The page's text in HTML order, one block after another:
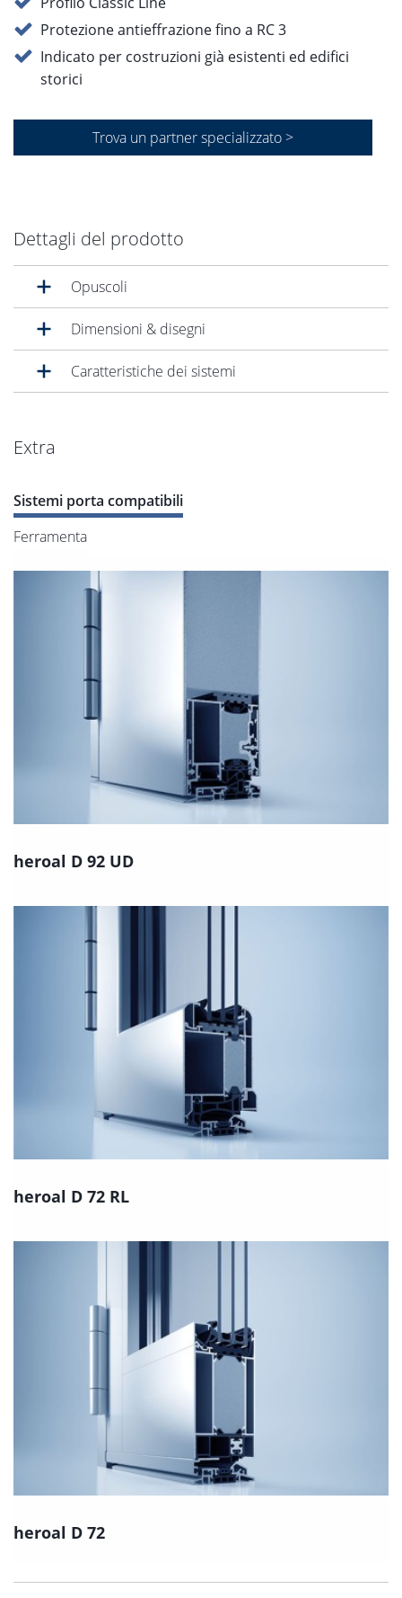
Protezione antieffrazione fino a RC 3
Indicato per costruzioni già esistenti ed edifici
storici
Trova un partner specializzato >
Dettagli del prodotto
Opuscoli
Dimensioni & disegni
Caratteristiche dei sistemi
Extra
Sistemi porta compatibili
Ferramenta
heroal D 92 UD
heroal D 72 RL
heroal D 72